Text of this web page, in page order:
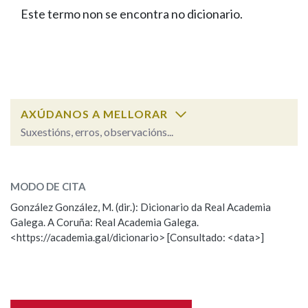
FIGURAS HOMENAXEADAS
PORTAL DAS PALABRAS
Facebook
TwitterYoutubeInstagram
Bluesky
BUSCAR NOS LEMAS
Remata por
BUSCAR NO CONTIDO
Nas definicións
Este termo non se encontra no dicionario.
AXÚDANOS A MELLORAR
Suxestións, erros, observacións...
Observación
Nome
MODO DE CITA
González González, M. (dir.): Dicionario da Real Academia
Galega. A Coruña: Real Academia Galega.
<https://academia.gal/dicionario> [Consultado: <data>]